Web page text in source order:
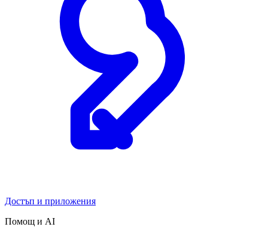
Достъп и приложения
Помощ и AI